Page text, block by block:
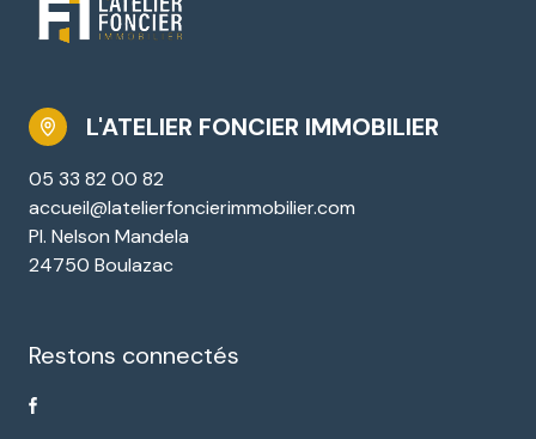
L'ATELIER FONCIER IMMOBILIER
05 33 82 00 82
accueil@latelierfoncierimmobilier.com
Pl. Nelson Mandela
24750 Boulazac
Restons connectés